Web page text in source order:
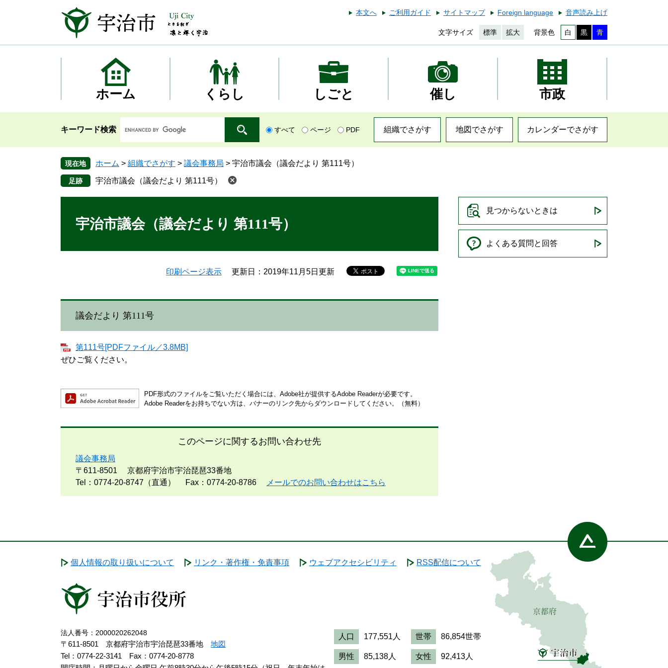
本
本文へ ご利用ガイド サイトマップ Foreign language 音声読み上げ
文字サイズ 標準 拡大 背景色 白 黒 青
ホーム くらし しごと 催し 市政
キーワード検索 すべて ページ PDF 組織でさがす 地図でさがす カレンダーでさがす
現在地 ホーム > 組織でさがす > 議会事務局 > 宇治市議会（議会だより 第111号）
宇治市議会（議会だより 第111号）
宇治市議会（議会だより 第111号）
印刷ページ表示 更新日：2019年11月5日更新
議会だより 第111号
第111号[PDFファイル／3.8MB]
ぜひご覧ください。
PDF形式のファイルをご覧いただく場合には、Adobe社が提供するAdobe Readerが必要です。
Adobe Readerをお持ちでない方は、バナーのリンク先からダウンロードしてください。（無料）
このページに関するお問い合わせ先
議会事務局
〒611-8501
京都府宇治市宇治琵琶33番地
Tel：0774-20-8747（直通）
Fax：0774-20-8786 メールでのお問い合わせはこちら
見つからないときは
よくある質問と回答
個人情報の取り扱いについて リンク・著作権・免責事項 ウェブアクセシビリティ RSS配信について
法人番号：2000020262048
〒611-8501 京都府宇治市宇治琵琶33番地 地図
Tel：0774-22-3141
Fax：0774-20-8778
人口 177,551人 世帯 86,854世帯
男性 85,138人 女性 92,413人